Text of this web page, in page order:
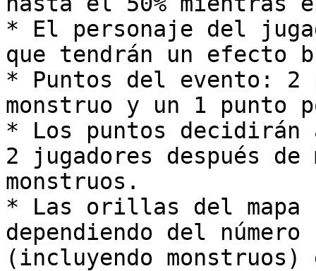
* El personaje del
que tendrán un efecto
* Puntos del evento: 2
monstruo y un 1 punto
* Los puntos
2 jugadores después
monstruos.
* Las orillas del mapa
dependiendo del
(incluyendo